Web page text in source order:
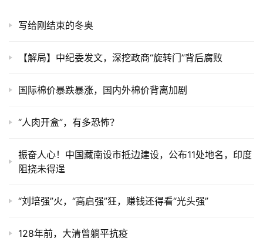
写给刚结束的冬奥
【解局】中纪委发文，深挖政商“旋转门”背后腐败
国际棉价暴跌暴涨，国内外棉价背离加剧
“人肉开盒”，有多恐怖？
振奋人心！中国藏南设市抵边建设，公布11处地名，印度
阻挠未得逞
“刘培强”火，“高启强”狂，赚钱还得看“光头强”
128年前，大清曾躺平抗疫